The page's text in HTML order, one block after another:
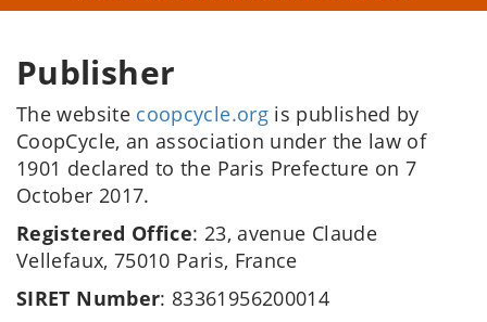
Publisher
The website coopcycle.org is published by
CoopCycle, an association under the law of
1901 declared to the Paris Prefecture on 7
October 2017.
Registered Office: 23, avenue Claude
Vellefaux, 75010 Paris, France
SIRET Number: 83361956200014